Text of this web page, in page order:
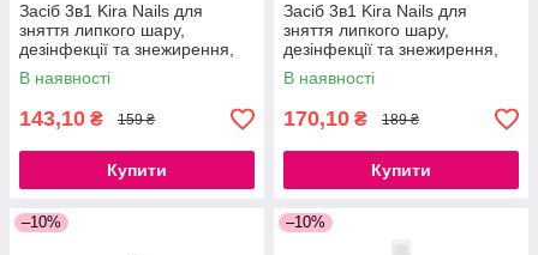
Засіб 3в1 Kira Nails для
зняття липкого шару,
дезінфекції та знежирення,
110 мл
В наявності
143,10 ₴ 159 ₴
Купити
Засіб 3в1 Kira Nails для
зняття липкого шару,
дезінфекції та знежирення,
250 мл
В наявності
170,10 ₴ 189 ₴
Купити
–10% –10%